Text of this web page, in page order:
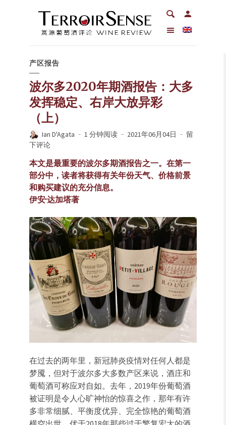
产区报告
波尔多2020年期酒报告：大多
发挥稳定、右岸大放异彩
（上）
Ian D'Agata 1 分钟阅读 2021年06月04日
留
下评论
本文是最重要的波尔多期酒报告之一。在第一
部分中，读者将获得有关年份天气、价格前景
和购买建议的充分信息。
伊安·达加塔著
在过去的两年里，新冠肺炎疫情对任何人都是
梦魇，但对于波尔多大多数产区来说，酒庄和
葡萄酒可称应对自如。去年，2019年份葡萄酒
被证明是令人心旷神怡的惊喜之作，那年有许
多非常细腻、平衡度优异、完全惊艳的葡萄酒